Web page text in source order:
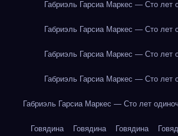
Габриэль Гарсиа Маркес — Сто лет
Габриэль Гарсиа Маркес — Сто лет
Габриэль Гарсиа Маркес — Сто лет
Габриэль Гарсиа Маркес — Сто лет
Габриэль Гарсиа Маркес — Сто лет
Говядина Говядина Говядина